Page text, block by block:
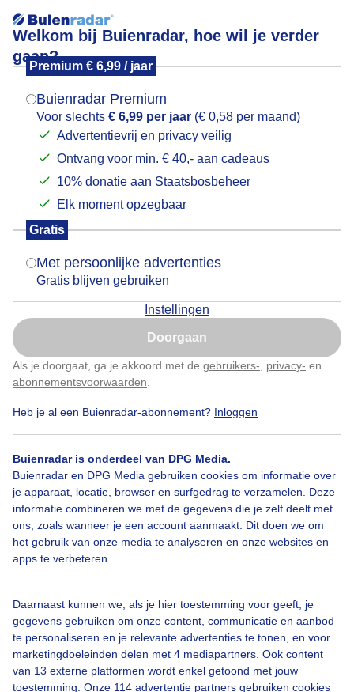
Welkom bij Buienradar, hoe wil je verder
gaan?
Premium € 6,99 / jaar
Buienradar Premium
Voor slechts € 6,99 per jaar (€ 0,58 per maand)
Advertentievrij en privacy veilig
Ontvang voor min. € 40,- aan cadeaus
10% donatie aan Staatsbosbeheer
Elk moment opzegbaar
Gratis
Met persoonlijke advertenties
Gratis blijven gebruiken
Instellingen
Doorgaan
Als je doorgaat, ga je akkoord met de gebruikers- privacy- en
abonnementsvoorwaarden
Heb je al een Buienradar-abonnement? Inloggen
Buienradar is onderdeel van DPG Media.
Buienradar en DPG Media gebruiken cookies om informatie over
je apparaat, locatie, browser en surfgedrag te verzamelen. Deze
informatie combineren we met de gegevens die je zelf deelt met
ons, zoals wanneer je een account aanmaakt. Dit doen we om
het gebruik van onze media te analyseren en onze websites en
apps te verbeteren.
Daarnaast kunnen we, als je hier toestemming voor geeft, je
gegevens gebruiken om onze content, communicatie en aanbod
te personaliseren en je relevante advertenties te tonen, en voor
marketingdoeleinden delen met 4 mediapartners. Ook content
van 13 externe platformen wordt enkel getoond met jouw
toestemming. Onze 114 advertentie partners gebruiken cookies
Mix van jassen en t-shirts
Licht bewolkt op de bankjes een mix van jassen en t-
shirts
Door: ria brasser Gemaakt: 26-07-2022, 184x bekeken
Mixvantshirtsenjassen Lichtbewolkt
Bekijk slideshow
Een moment geduld aub...
Mogen we je locatie gebruiken voor het
Indien je hier nog geen akkoord op hebt gegeven,
verschijnt er zo een pop-up uit je browser waarin
Is goed, toon de popup
Nu niet, misschien later
Klik hierom dit aan te passen